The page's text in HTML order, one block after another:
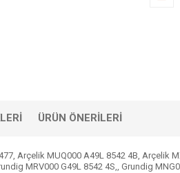
ÜRÜN ÖNERILERI
Arçelik MUQ000 A49L 8542 4B, Arçelik
MRV000 G49L 8542 4S,, Grundig